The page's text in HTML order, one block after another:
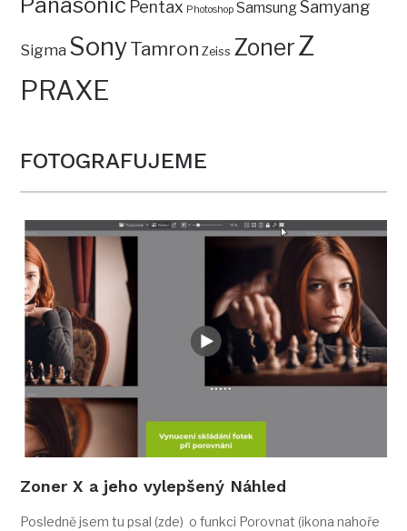
Panasonic Pentax Photoshop SamsungSamyang
Sigma SonyTamron Zeiss ZonerZ
PRAXE
FOTOGRAFUJEME
Zoner X a jeho vylepšený Náhled
Posledně jsem tu psal (zde) o funkci Porovnat (ikona nahoře